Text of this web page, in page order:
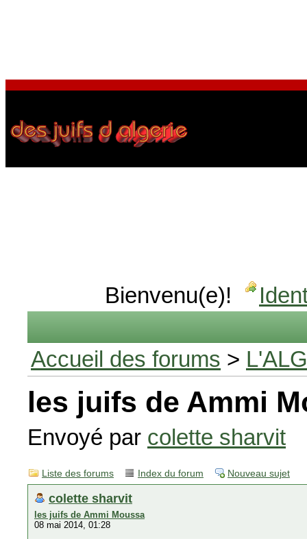
Bienvenu(e)!
Accueil des forums >
les juifs de Ammi
Envoyé par colette sharvit
Liste des forums Index du forum Nouveau sujet
colette sharvit
les juifs de Ammi Moussa
08 mai 2014, 01:28